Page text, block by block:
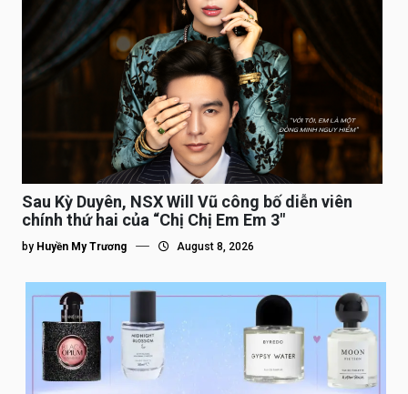
Sau Kỳ Duyên, NSX Will Vũ công bố diễn viên
chính thứ hai của “Chị Chị Em Em 3″
by Huyền My Trương August 8, 2026